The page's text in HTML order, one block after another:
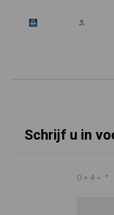
Schrijf u in
0 + 4 = *